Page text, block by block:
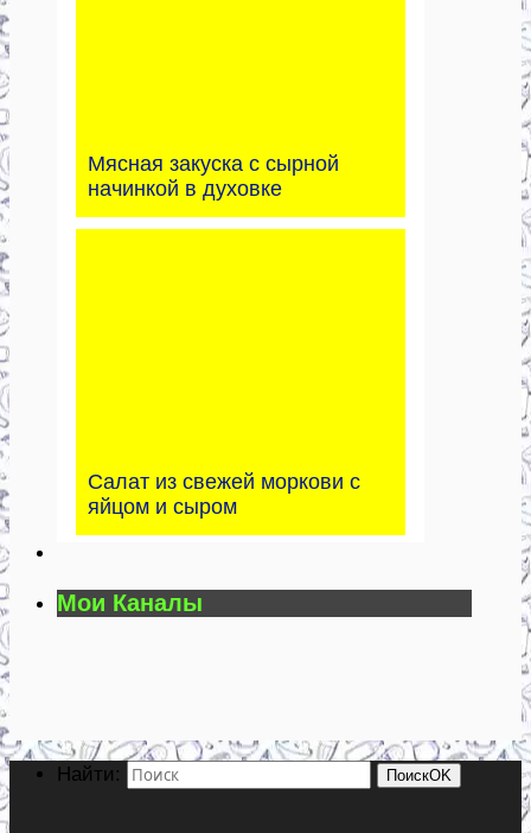
Мясная закуска с сырной
начинкой в духовке
Салат из свежей моркови с
яйцом и сыром
Мои Каналы
Найти: ПоискOK